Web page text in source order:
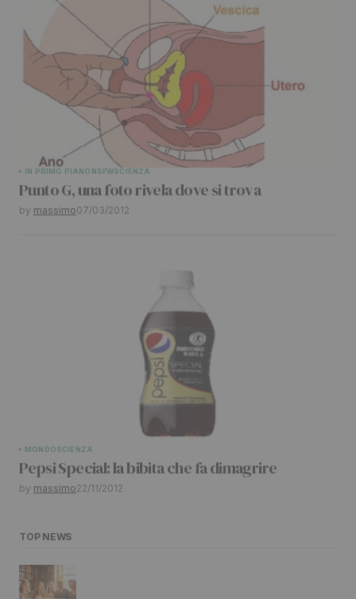
IN PRIMO PIANO NSFWSCIENZA
Punto G, una foto rivela dove si trova
by massimo07/03/2012
MONDOSCIENZA
Pepsi Special: la bibita che fa dimagrire
by massimo22/11/2012
TOP NEWS